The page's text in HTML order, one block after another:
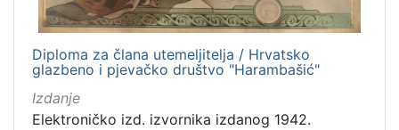
Diploma za člana utemeljitelja / Hrvatsko
glazbeno i pjevačko društvo "Harambašić"
Izdanje
Elektroničko izd. izvornika izdanog 1942.